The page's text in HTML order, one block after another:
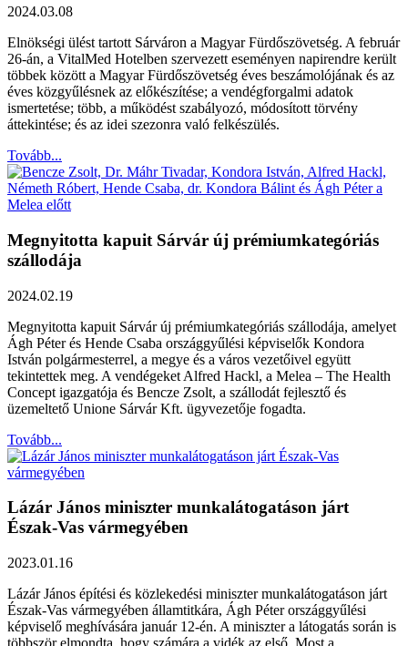
2024.03.08
Elnökségi ülést tartott Sárváron a Magyar Fürdőszövetség. A február
26-án, a VitalMed Hotelben szervezett eseményen napirendre került
többek között a Magyar Fürdőszövetség éves beszámolójának és az
éves közgyűlésnek az előkészítése; a vendégforgalmi adatok
ismertetése; több, a működést szabályozó, módosított törvény
áttekintése; és az idei szezonra való felkészülés.
Tovább...
Megnyitotta kapuit Sárvár új prémiumkategóriás
szállodája
2024.02.19
Megnyitotta kapuit Sárvár új prémiumkategóriás szállodája, amelyet
Ágh Péter és Hende Csaba országgyűlési képviselők Kondora
István polgármesterrel, a megye és a város vezetőivel együtt
tekintettek meg. A vendégeket Alfred Hackl, a Melea – The Health
Concept igazgatója és Bencze Zsolt, a szállodát fejlesztő és
üzemeltető Unione Sárvár Kft. ügyvezetője fogadta.
Tovább...
Lázár János miniszter munkalátogatáson járt
Észak-Vas vármegyében
2023.01.16
Lázár János építési és közlekedési miniszter munkalátogatáson járt
Észak-Vas vármegyében államtitkára, Ágh Péter országgyűlési
képviselő meghívására január 12-én. A miniszter a látogatás során is